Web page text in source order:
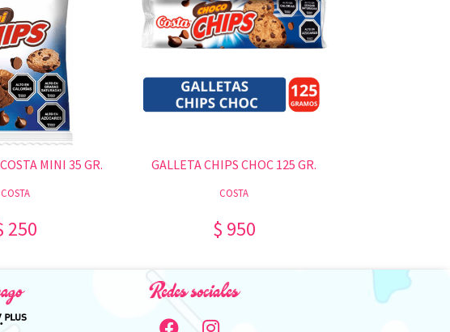
MINI 35 GR.
COSTA
250
GALLETA CHIPS CHOC 125 GR.
COSTA
$ 950
Redes sociales